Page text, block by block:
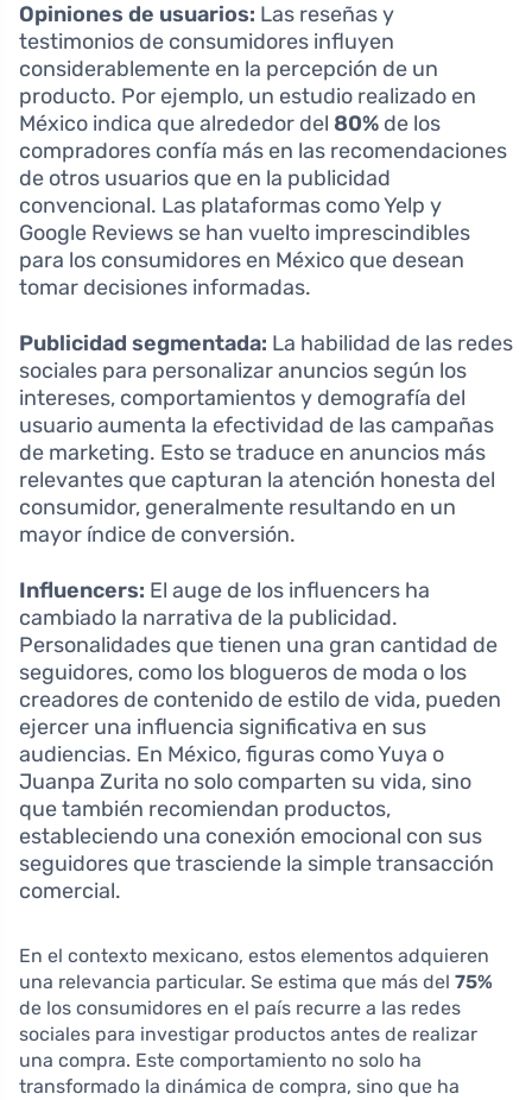
Opiniones de usuarios: Las reseñas y
testimonios de consumidores influyen
considerablemente en la percepción de un
producto. Por ejemplo, un estudio realizado en
México indica que alrededor del 80% de los
compradores confía más en las recomendaciones
de otros usuarios que en la publicidad
convencional. Las plataformas como Yelp y
Google Reviews se han vuelto imprescindibles
para los consumidores en México que desean
tomar decisiones informadas.
Publicidad segmentada: La habilidad de las redes
sociales para personalizar anuncios según los
intereses, comportamientos y demografía del
usuario aumenta la efectividad de las campañas
de marketing. Esto se traduce en anuncios más
relevantes que capturan la atención honesta del
consumidor, generalmente resultando en un
mayor índice de conversión.
Influencers: El auge de los influencers ha
cambiado la narrativa de la publicidad.
Personalidades que tienen una gran cantidad de
seguidores, como los blogueros de moda o los
creadores de contenido de estilo de vida, pueden
ejercer una influencia significativa en sus
audiencias. En México, figuras como Yuya o
Juanpa Zurita no solo comparten su vida, sino
que también recomiendan productos,
estableciendo una conexión emocional con sus
seguidores que trasciende la simple transacción
comercial.
En el contexto mexicano, estos elementos adquieren
una relevancia particular. Se estima que más del 75%
de los consumidores en el país recurre a las redes
sociales para investigar productos antes de realizar
una compra. Este comportamiento no solo ha
transformado la dinámica de compra, sino que ha